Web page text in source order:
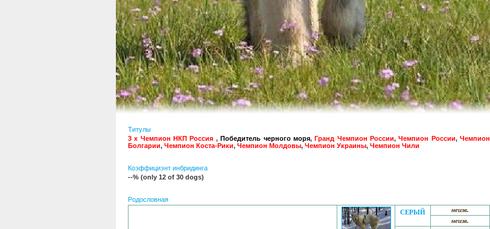
Титулы
3 x Чемпион НКП Россия ,Победитель черного моря,Гранд Чемпион России,Чемпион России,Чемпион
Болгарии, Чемпион Коста-Рики, Чемпион Молдовы, Чемпион Украины, Чемпион Чили
Коэффициэнт инбридинга
--% (only 12 of 30 dogs)
Родословная
СЕРЫЙ
неизв.
неизв.